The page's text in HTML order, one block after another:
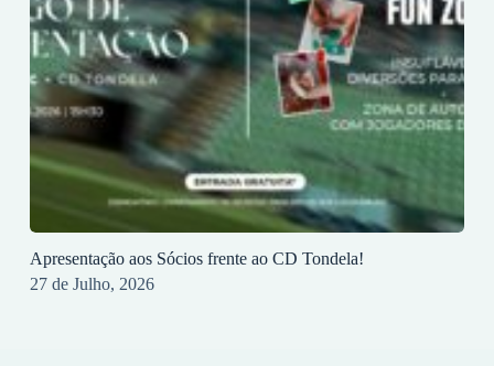
Apresentação aos Sócios frente ao CD Tondela!
27 de Julho, 2026